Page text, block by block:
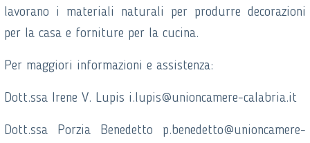
lavorano i materiali naturali per produrre decorazioni
per la casa e forniture per la cucina.
Per maggiori informazioni e assistenza:
Dott.ssa Irene V. Lupis i.lupis@unioncamere-calabria.it
Dott.ssa Porzia Benedetto p.benedetto@unioncamere-